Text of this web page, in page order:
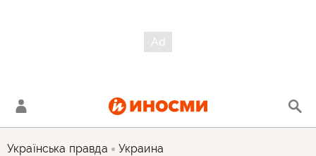
Українська правда Украина